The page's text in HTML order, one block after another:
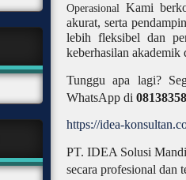
Operasional Kami
akurat, serta
lebih fleksibel dan
keberhasilan akademik
Tunggu apa lagi?
WhatsApp di
https://idea-
PT. IDEA Solusi
secara profesional dan